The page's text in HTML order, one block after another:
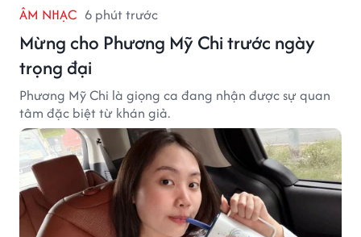
PHIM ẢNH 14 phút trước
10 cảnh phim kinh điển nhất Hoàn Châu
Cách Cách